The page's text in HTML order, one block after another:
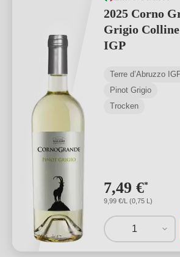
2025 Corno
Grigio Colline
IGP
Terre d’Abruzzo
Pinot Grigio
Trocken
7,49 €*
9,99 €/L (0,75 L)
1